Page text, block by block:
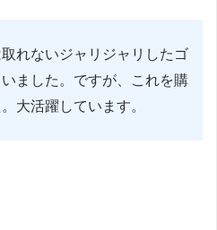
れないジャリジャリしたゴ
ました。ですが、これを購
大活躍しています。